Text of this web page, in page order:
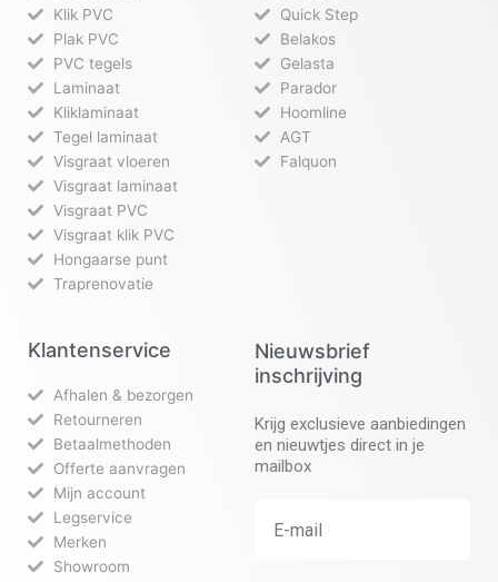
Klik PVC
Plak PVC
PVC tegels
Laminaat
Kliklaminaat
Tegel laminaat
Visgraat vloeren
Visgraat laminaat
Visgraat PVC
Visgraat klik PVC
Hongaarse punt
Traprenovatie
Quick Step
Belakos
Gelasta
Parador
Hoomline
AGT
Falquon
Klantenservice
Afhalen & bezorgen
Retourneren
Betaalmethoden
Offerte aanvragen
Mijn account
Legservice
Merken
Showroom
Nieuwsbrief
inschrijving
Krijg exclusieve aanbiedingen
en nieuwtjes direct in je
mailbox